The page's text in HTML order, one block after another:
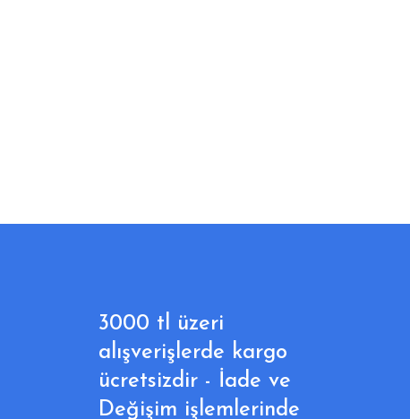
3000 tl üzeri
alışverişlerde kargo
ücretsizdir - İade ve
Değişim işlemlerinde